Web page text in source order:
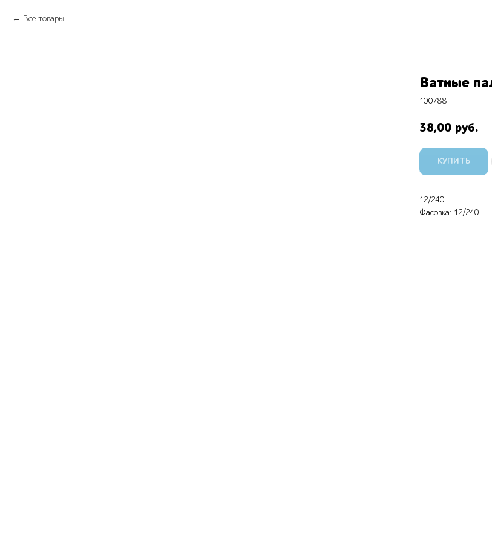
Все товары
Ватные
100788
38,00 руб.
КУПИТЬ
12/240
Фасовка: 12/240